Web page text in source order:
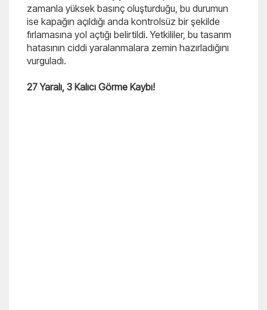
zamanla yüksek basınç oluşturduğu, bu durumun
ise kapağın açıldığı anda kontrolsüz bir şekilde
fırlamasına yol açtığı belirtildi. Yetkililer, bu tasarım
hatasının ciddi yaralanmalara zemin hazırladığını
vurguladı.
27 Yaralı, 3 Kalıcı Görme Kaybı!